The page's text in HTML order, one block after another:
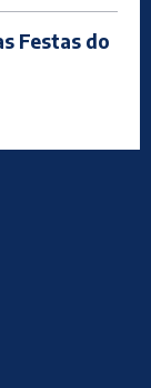
Festas do